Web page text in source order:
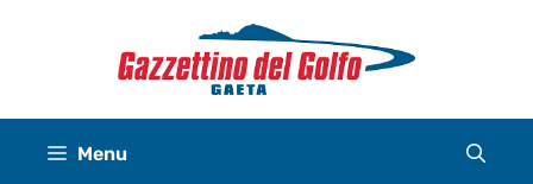
Menu